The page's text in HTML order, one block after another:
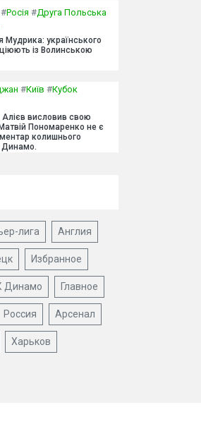
#Росія #Друга Польська
Мудрика: українського
із Волинською
#Київ #Кубок
висловив свою
Пономаренко не є
колишнього
Динамо.
лига Англия
Избранное
Динамо Главное
Россия Арсенал
Харьков